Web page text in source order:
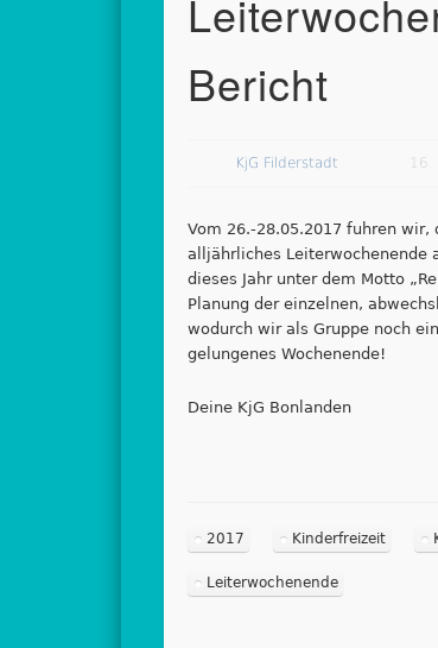
Bericht
KjG Filderstadt
Vom 26.-28.05.2017 fuhren
alljährliches Leiterwochenende
dieses Jahr unter dem Motto
Planung der einzelnen,
wodurch wir als Gruppe noch
gelungenes Wochenende!
Deine KjG Bonlanden
2017 Kinderfreizeit
Leiterwochenende